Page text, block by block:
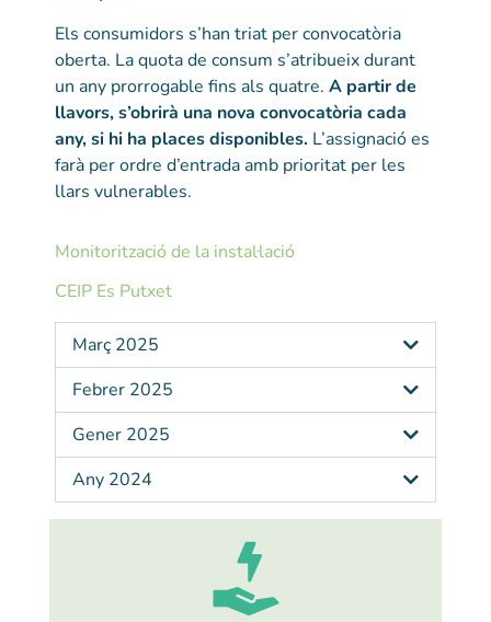
Els consumidors s’han triat per convocatòria
oberta. La quota de consum s’atribueix durant
un any prorrogable fins als quatre. A partir de
llavors, s’obrirà una nova convocatòria cada
any, si hi ha places disponibles. L’assignació es
farà per ordre d’entrada amb prioritat per les
llars vulnerables.
Monitorització de la instal·lació
CEIP Es Putxet
Març 2025
Febrer 2025
Gener 2025
Any 2024